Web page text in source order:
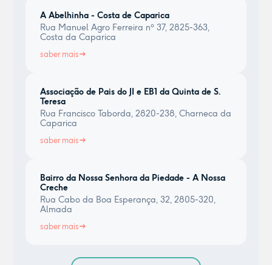
A Abelhinha - Costa de Caparica
Rua Manuel Agro Ferreira nº 37, 2825-363,
Costa da Caparica
saber mais
Associação de Pais do JI e EB1 da Quinta de S.
Teresa
Rua Francisco Taborda, 2820-238, Charneca da
Caparica
saber mais
Bairro da Nossa Senhora da Piedade - A Nossa
Creche
Rua Cabo da Boa Esperança, 32, 2805-320,
Almada
saber mais